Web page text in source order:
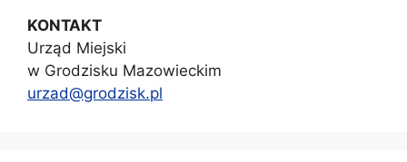
KONTAKT
Urząd Miejski
w Grodzisku Mazowieckim
urzad@grodzisk.pl